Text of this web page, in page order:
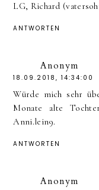
LG, Richard
ANTWORTEN
Anonym
18.09.2018, 14:34:00
Würde mich sehr
Monate alte
Anni.lein9.
ANTWORTEN
Anonym